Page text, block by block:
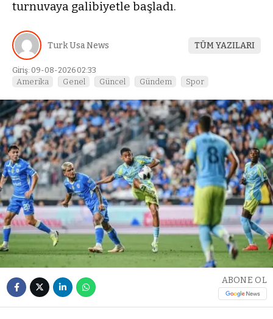
turnuvaya galibiyetle başladı.
Turk Usa News TÜM YAZILARI
Giriş: 09-08-2026 02:33
Amerika Genel Güncel Gündem Spor
ABONE OL